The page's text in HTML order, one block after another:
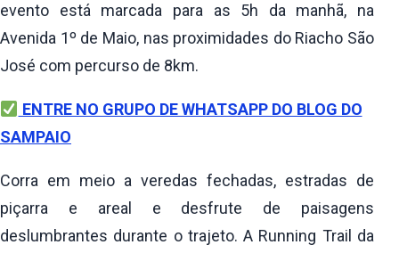
evento está marcada para as 5h da manhã, na
Avenida 1º de Maio, nas proximidades do Riacho São
José com percurso de 8km.
ENTRE NO GRUPO DE WHATSAPP DO BLOG DO
SAMPAIO
Corra em meio a veredas fechadas, estradas de
piçarra e areal e desfrute de paisagens
deslumbrantes durante o trajeto. A Running Trail da